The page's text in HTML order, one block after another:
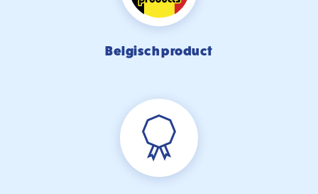
Belgisch product